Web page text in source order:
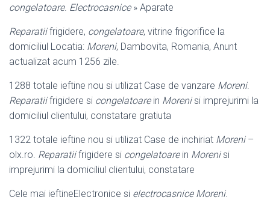
congelatoare. Electrocasnice» Aparate
Reparatiifrigidere, congelatoare, vitrine frigorifice la
domiciliul Locatia: Moreni, Dambovita, Romania, Anunt
actualizat acum 1256 zile.
1288 totale ieftine nou si utilizat Case de vanzare Moreni.
Reparatiifrigidere si congelatoarein Morenisi imprejurimi la
domiciliul clientului, constatare gratiuta
1322 totale ieftine nou si utilizat Case de inchiriat Moreni–
olx.ro. Reparatiifrigidere si congelatoarein Morenisi
imprejurimi la domiciliul clientului, constatare
Cele mai ieftineElectronice si electrocasnice Moreni.